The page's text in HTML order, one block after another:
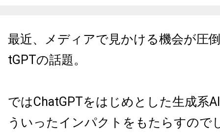
最近、メディアで見かける機会が圧
tGPTの話題。
ではChatGPTをはじめとした生成系
ういったインパクトをもたらすので